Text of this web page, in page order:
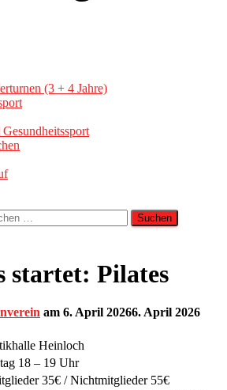
(3 + 4 Jahre)
startet: Pilates
am 6. April 20266. April 2026
Heinloch
18 – 19 Uhr
35€ / Nichtmitglieder 55€